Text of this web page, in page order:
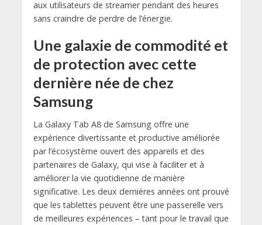
aux utilisateurs de streamer pendant des heures
sans craindre de perdre de l’énergie.
Une galaxie de commodité et
de protection avec cette
dernière née de chez
Samsung
La Galaxy Tab A8 de Samsung offre une
expérience divertissante et productive améliorée
par l’écosystème ouvert des appareils et des
partenaires de Galaxy, qui vise à faciliter et à
améliorer la vie quotidienne de manière
significative. Les deux dernières années ont prouvé
que les tablettes peuvent être une passerelle vers
de meilleures expériences – tant pour le travail que